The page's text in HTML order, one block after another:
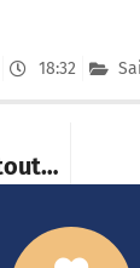
18:32